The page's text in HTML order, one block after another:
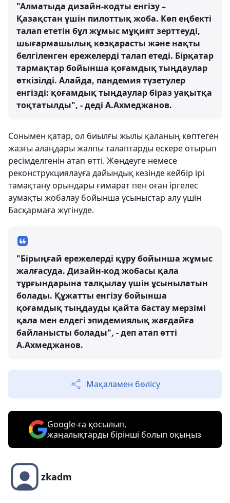
"Алматыда дизайн-кодты енгізу –
Қазақстан үшін пилоттық жоба. Көп еңбекті
талап ететін бұл жұмыс мұқият зерттеуді,
шығармашылық көзқарасты және нақты
белгіленген ережелерді талап етеді. Бірқатар
тармақтар бойынша қоғамдық тыңдаулар
өткізілді. Алайда, пандемия түзетулер
енгізді: қоғамдық тыңдаулар біраз уақытқа
тоқтатылды", - деді А.Ахмеджанов.
Сонымен қатар, ол биылғы жылы қаланың көптеген
жазғы алаңдары жалпы талаптарды ескере отырып
ресімделгенін атап өтті. Жөндеуге немесе
реконструкциялауға дайындық кезінде кейбір ірі
тамақтану орындары ғимарат пен оған іргелес
аумақты жобалау бойынша ұсыныстар алу үшін
Басқармаға жүгінуде.
"Бірыңғай ережелерді құру бойынша жұмыс
жалғасуда. Дизайн-код жобасы қала
тұрғындарына талқылау үшін ұсынылатын
болады. Құжатты енгізу бойынша
қоғамдық тыңдауды қайта бастау мерзімі
қала мен елдегі эпидемиялық жағдайға
байланысты болады", - деп атап өтті
А.Ахмеджанов.
Мақаламен бөлісу
Google-ға қосылып,
жаңалықтарды бірінші болып оқыңыз
zkadm